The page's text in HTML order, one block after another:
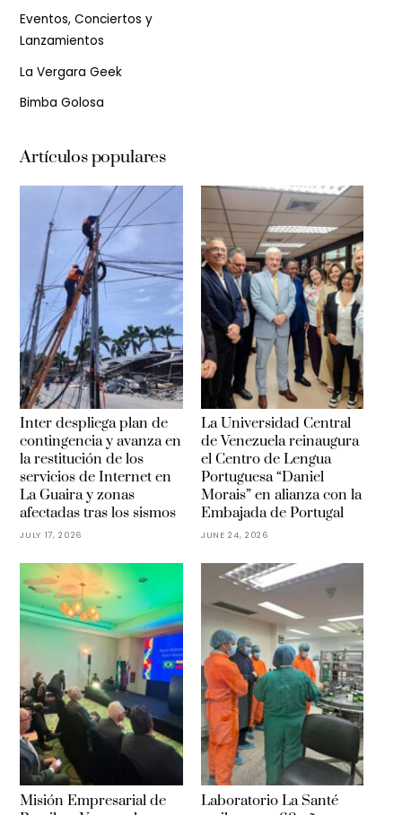
Eventos, Conciertos y
Lanzamientos
La Vergara Geek
Bimba Golosa
Artículos populares
Inter despliega plan de
contingencia y avanza en
la restitución de los
servicios de Internet en
La Guaira y zonas
afectadas tras los sismos
JULY 17, 2026
La Universidad Central
de Venezuela reinaugura
el Centro de Lengua
Portuguesa “Daniel
Morais” en alianza con la
Embajada de Portugal
JUNE 24, 2026
Misión Empresarial de
Laboratorio La Santé